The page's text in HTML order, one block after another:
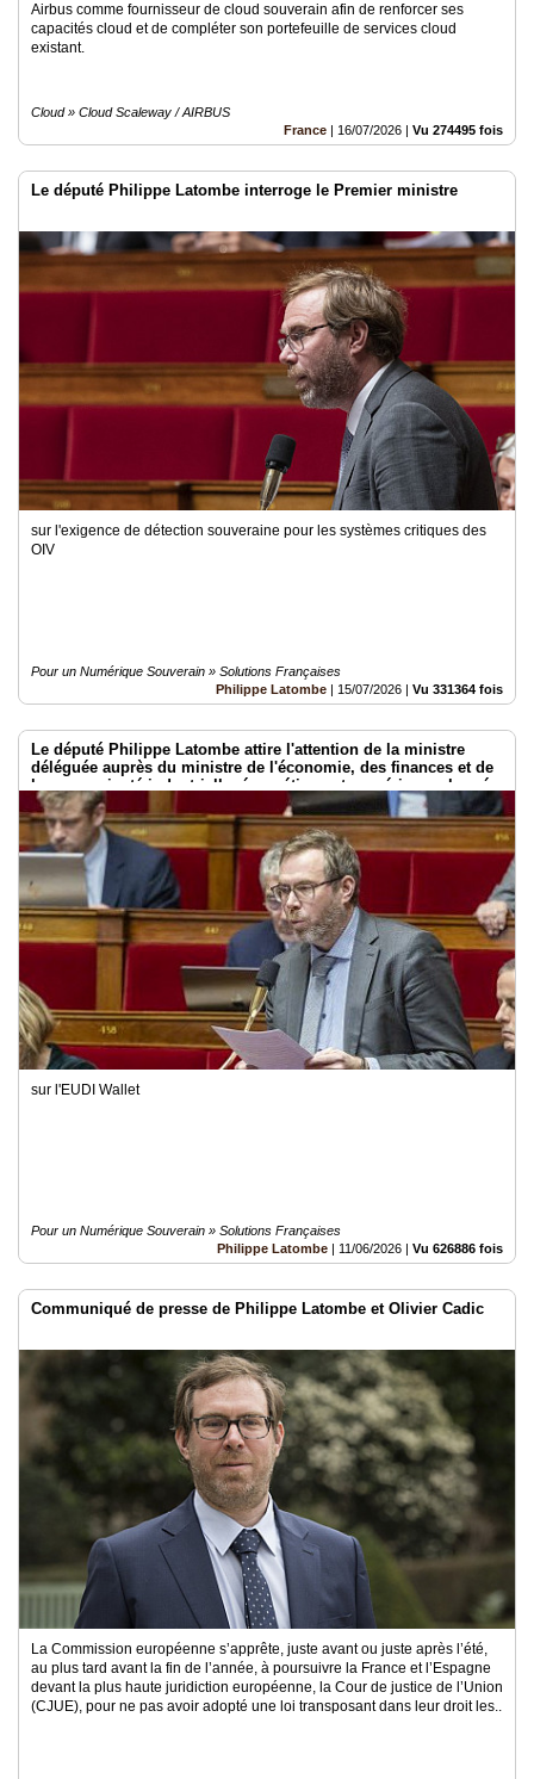
Airbus comme fournisseur de cloud souverain afin de renforcer ses
capacités cloud et de compléter son portefeuille de services cloud
existant.
Cloud » Cloud Scaleway / AIRBUS
France | 16/07/2026 | Vu 274495 fois
Le député Philippe Latombe interroge le Premier ministre
sur l'exigence de détection souveraine pour les systèmes critiques des
OIV
Pour un Numérique Souverain » Solutions Françaises
Philippe Latombe | 15/07/2026 | Vu 331364 fois
Le député Philippe Latombe attire l'attention de la ministre
déléguée auprès du ministre de l'économie, des finances et de
la souveraineté industrielle, énergétique et numérique, chargée
de l'intelligence artificielle et du numérique
sur l'EUDI Wallet
Pour un Numérique Souverain » Solutions Françaises
Philippe Latombe | 11/06/2026 | Vu 626886 fois
Communiqué de presse de Philippe Latombe et Olivier Cadic
La Commission européenne s’apprête, juste avant ou juste après l’été,
au plus tard avant la fin de l’année, à poursuivre la France et l’Espagne
devant la plus haute juridiction européenne, la Cour de justice de l’Union
(CJUE), pour ne pas avoir adopté une loi transposant dans leur droit les..